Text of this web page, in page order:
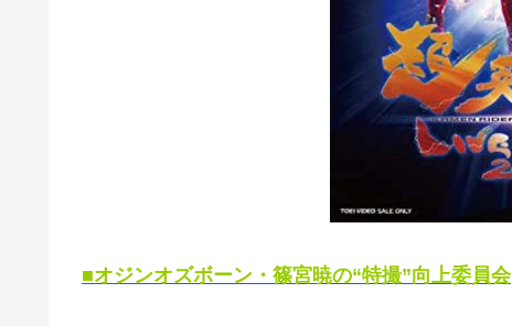
■オジンオズボーン・篠宮暁の“特撮”向上委員会